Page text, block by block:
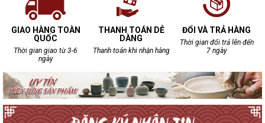
GIAO HÀNG TOÀN
QUỐC
Thời gian giao từ 3-6
ngày
THANH TOÁN DỄ
DÀNG
Thanh toán khi nhận hàng
ĐỔI VÀ TRẢ HÀNG
Thời gian đổi trả lên đến
7 ngày